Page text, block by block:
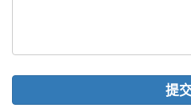
提